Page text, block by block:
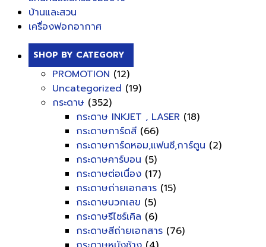
บ้านและสวน
เครื่องฟอกอากาศ
SHOP BY CATEGORY
PROMOTION (12)
Uncategorized (19)
กระดาษ (352)
กระดาษ INKJET , LASER (18)
กระดาษการ์ดสี (66)
กระดาษการ์ดหอม,แฟนซี,การ์ตูน (2)
กระดาษคาร์บอน (5)
กระดาษต่อเนื่อง (17)
กระดาษถ่ายเอกสาร (15)
กระดาษบวกเลข (5)
กระดาษรีไซร์เคิล (6)
กระดาษสีถ่ายเอกสาร (76)